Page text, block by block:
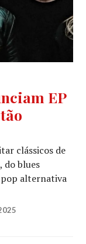
EP
clássicos de
do blues
pop alternativa
EFFECT